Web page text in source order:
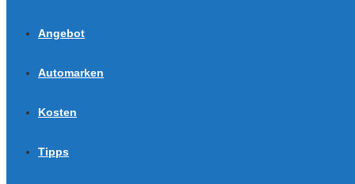
Angebot
Automarken
Kosten
Tipps